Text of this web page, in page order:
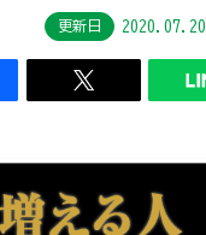
更新日 2020.07.20